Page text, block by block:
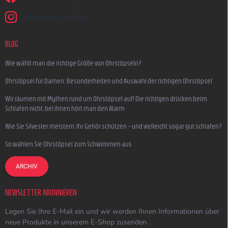
earmazing_earplugs
BLOG
Wie wählt man die richtige Größe von Ohrstöpseln?
Ohrstöpsel für Damen: Besonderheiten und Auswahl der richtigen Ohrstöpsel
Wir räumen mit Mythen rund um Ohrstöpsel auf! Die richtigen drücken beim
Schlafen nicht, bei ihnen hört man den Alarm
Wie Sie Silvester meistern, Ihr Gehör schützen – und vielleicht sogar gut schlafen?
So wählen Sie Ohrstöpsel zum Schwimmen aus
ARCHIV
NEWSLETTER ABONNIEREN
Legen Sie Ihre E-Mail ein und wir werden Ihnen Informationen über
neue Produkte in unserem E-Shop zusenden.